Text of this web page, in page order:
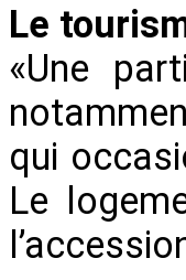
Le
«Une
qui
Le